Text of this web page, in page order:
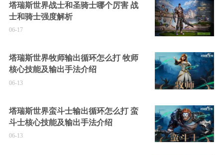
塔瑞斯世界战士和圣骑士哪个厉害 战
士和骑士强度解析
06-17
塔瑞斯世界牧师输出循环怎么打 牧师
核心技能及输出手法介绍
06-13
塔瑞斯世界蛮斗士输出循环怎么打 蛮
斗士核心技能及输出手法介绍
06-13